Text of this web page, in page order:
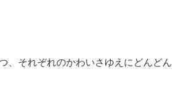
、それぞれのかわいさゆえにどんどん